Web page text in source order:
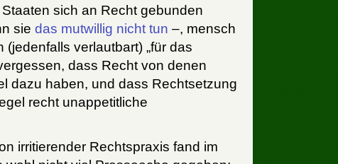
sich an Recht gebunden
siedas mutwillig nicht tun –, mensch
verlautbart) „für das
dass Recht von denen
dazu haben, und dass Rechtsetzung
recht unappetitliche
irritierender Rechtspraxis fand im